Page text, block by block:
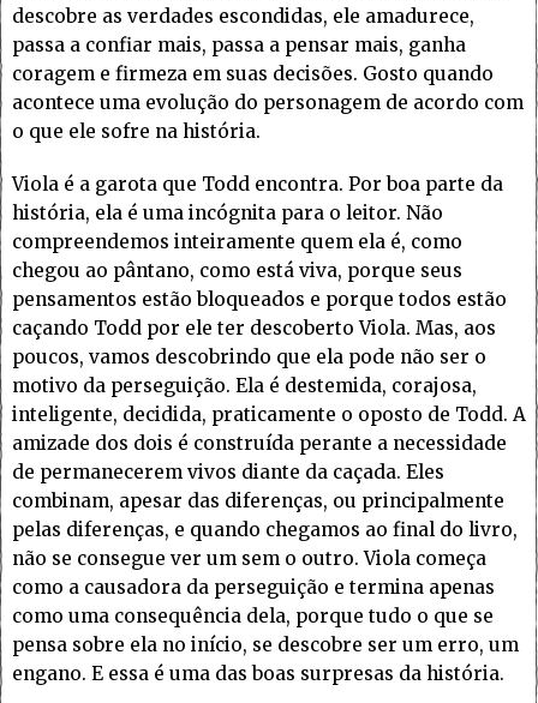
descobre as verdades escondidas, ele amadurece,
passa a confiar mais, passa a pensar mais, ganha
coragem e firmeza em suas decisões. Gosto quando
acontece uma evolução do personagem de acordo com
o que ele sofre na história.
Viola é a garota que Todd encontra. Por boa parte da
história, ela é uma incógnita para o leitor. Não
compreendemos inteiramente quem ela é, como
chegou ao pântano, como está viva, porque seus
pensamentos estão bloqueados e porque todos estão
caçando Todd por ele ter descoberto Viola. Mas, aos
poucos, vamos descobrindo que ela pode não ser o
motivo da perseguição. Ela é destemida, corajosa,
inteligente, decidida, praticamente o oposto de Todd. A
amizade dos dois é construída perante a necessidade
de permanecerem vivos diante da caçada. Eles
combinam, apesar das diferenças, ou principalmente
pelas diferenças, e quando chegamos ao final do livro,
não se consegue ver um sem o outro. Viola começa
como a causadora da perseguição e termina apenas
como uma consequência dela, porque tudo o que se
pensa sobre ela no início, se descobre ser um erro, um
engano. E essa é uma das boas surpresas da história.